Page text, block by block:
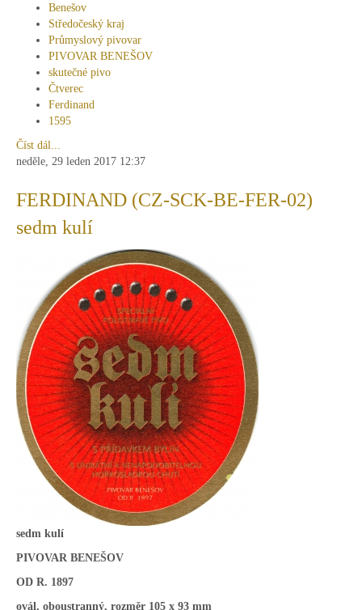
Benešov
Středočeský kraj
Průmyslový pivovar
PIVOVAR BENEŠOV
skutečné pivo
Čtverec
Ferdinand
1595
Číst dál...
neděle, 29 leden 2017 12:37
FERDINAND (CZ-SCK-BE-FER-02)
sedm kulí
sedm kulí
PIVOVAR BENEŠOV
OD R. 1897
ovál, oboustranný, rozměr 105 x 93 mm